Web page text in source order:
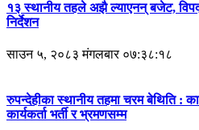
१३ स्थानीय तहले अझै ल्याएनन् बजेट,
निर्देशन
साउन ५, २०८३ मंगलबार ०७:३८:१८
रुपन्देहीका स्थानीय तहमा चरम बेथिति :
कार्यकर्ता भर्ती र भ्रमणसम्म